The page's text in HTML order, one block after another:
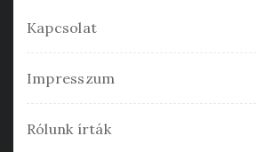
Kapcsolat
Impresszum
Rólunk írták